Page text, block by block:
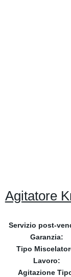
Agitatore
Servizio post-
Garanzia:
Tipo
Lavoro:
Agitazione